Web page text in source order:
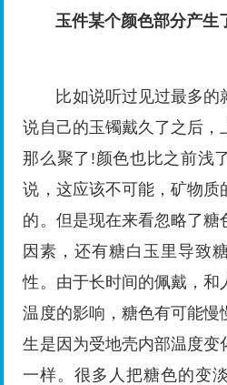
玉件某个颜色部分产生
比如说听过见过最多的
说自己的玉镯戴久了之后，
那么聚了!颜色也比之前浅
说，这应该不可能，矿物质
的。但是现在来看忽略了糖
因素，还有糖白玉里导致
性。由于长时间的佩戴，和
温度的影响，糖色有可能慢
生是因为受地壳内部温度变
一样。很多人把糖色的变